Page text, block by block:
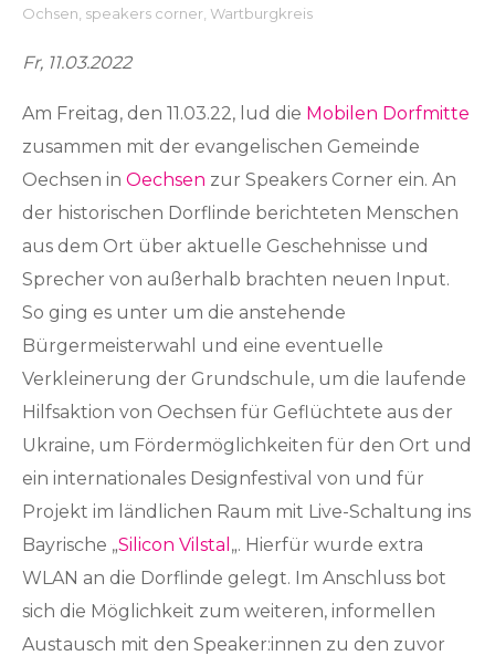
Ochsen speakers corner Wartburgkreis
Fr, 11.03.2022
Am Freitag, den 11.03.22, lud die Mobilen Dorfmitte
zusammen mit der evangelischen Gemeinde
Oechsen in Oechsen zur Speakers Corner ein. An
der historischen Dorflinde berichteten Menschen
aus dem Ort über aktuelle Geschehnisse und
Sprecher von außerhalb brachten neuen Input.
So ging es unter um die anstehende
Bürgermeisterwahl und eine eventuelle
Verkleinerung der Grundschule, um die laufende
Hilfsaktion von Oechsen für Geflüchtete aus der
Ukraine, um Fördermöglichkeiten für den Ort und
ein internationales Designfestival von und für
Projekt im ländlichen Raum mit Live-Schaltung ins
Bayrische „Silicon Vilstal „. Hierfür wurde extra
WLAN an die Dorflinde gelegt. Im Anschluss bot
sich die Möglichkeit zum weiteren, informellen
Austausch mit den Speaker:innen zu den zuvor